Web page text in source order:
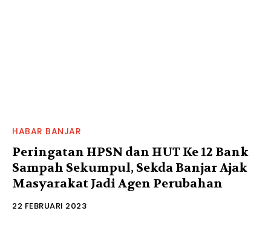
HABAR BANJAR
Peringatan HPSN dan HUT Ke 12 Bank
Sampah Sekumpul, Sekda Banjar Ajak
Masyarakat Jadi Agen Perubahan
22 FEBRUARI 2023